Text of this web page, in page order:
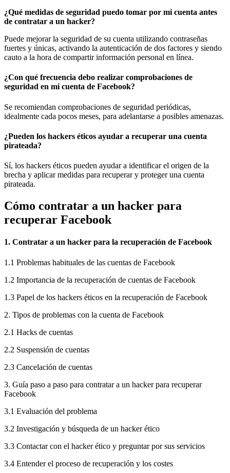
¿Qué medidas de seguridad puedo tomar por mi cuenta antes
de contratar a un hacker?
Puede mejorar la seguridad de su cuenta utilizando contraseñas
fuertes y únicas, activando la autenticación de dos factores y siendo
cauto a la hora de compartir información personal en línea.
¿Con qué frecuencia debo realizar comprobaciones de
seguridad en mi cuenta de Facebook?
Se recomiendan comprobaciones de seguridad periódicas,
idealmente cada pocos meses, para adelantarse a posibles amenazas.
¿Pueden los hackers éticos ayudar a recuperar una cuenta
pirateada?
Sí, los hackers éticos pueden ayudar a identificar el origen de la
brecha y aplicar medidas para recuperar y proteger una cuenta
pirateada.
Cómo contratar a un hacker para
recuperar Facebook
1. Contratar a un hacker para la recuperación de Facebook
1.1 Problemas habituales de las cuentas de Facebook
1.2 Importancia de la recuperación de cuentas de Facebook
1.3 Papel de los hackers éticos en la recuperación de Facebook
2. Tipos de problemas con la cuenta de Facebook
2.1 Hacks de cuentas
2.2 Suspensión de cuentas
2.3 Cancelación de cuentas
3. Guía paso a paso para contratar a un hacker para recuperar
Facebook
3.1 Evaluación del problema
3.2 Investigación y búsqueda de un hacker ético
3.3 Contactar con el hacker ético y preguntar por sus servicios
3.4 Entender el proceso de recuperación y los costes